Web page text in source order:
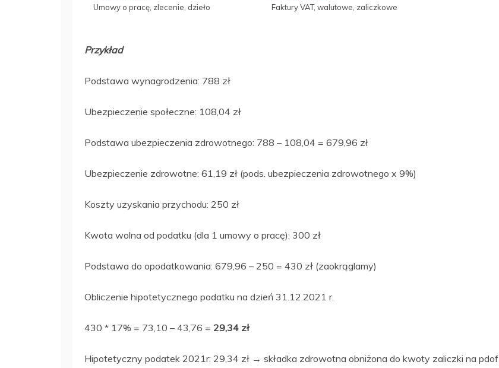
Umowy o pracę, zlecenie, dzieło
Faktury VAT, walutowe, zaliczkowe
Przykład
Podstawa wynagrodzenia: 788 zł
Ubezpieczenie społeczne: 108,04 zł
Podstawa ubezpieczenia zdrowotnego: 788 – 108,04 = 679,96 zł
Ubezpieczenie zdrowotne: 61,19 zł (pods. ubezpieczenia zdrowotnego x 9%)
Koszty uzyskania przychodu: 250 zł
Kwota wolna od podatku (dla 1 umowy o pracę): 300 zł
Podstawa do opodatkowania: 679,96 – 250 = 430 zł (zaokrąglamy)
Obliczenie hipotetycznego podatku na dzień 31.12.2021 r.
430 * 17% = 73,10 – 43,76 = 29,34 zł
Hipotetyczny podatek 2021r: 29,34 zł → składka zdrowotna obniżona do kwoty zaliczki na pdof